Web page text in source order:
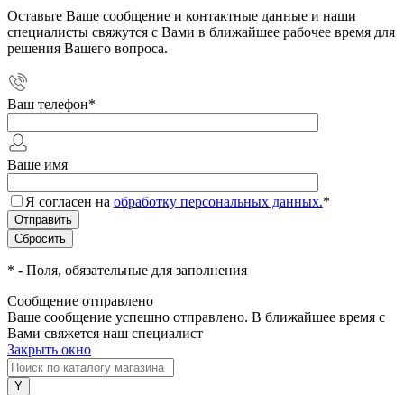
Оставьте Ваше сообщение и контактные данные и наши
специалисты свяжутся с Вами в ближайшее рабочее время для
решения Вашего вопроса.
Ваш телефон*
Ваше имя
Я согласен на обработку персональных данных.*
* - Поля, обязательные для заполнения
Сообщение отправлено
Ваше сообщение успешно отправлено. В ближайшее время с
Вами свяжется наш специалист
Закрыть окно